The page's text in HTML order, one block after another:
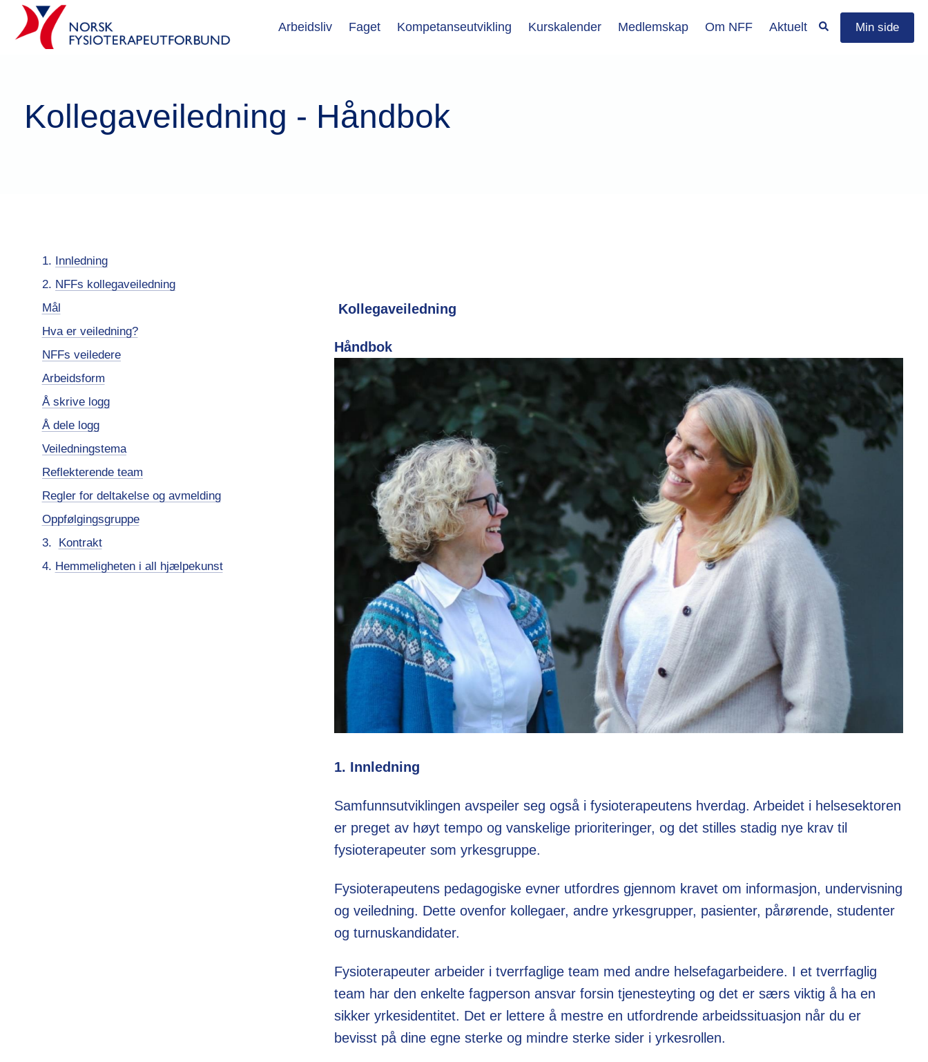
Arbeidsliv Faget Kompetanseutvikling Kurskalender Medlemskap Om NFF Aktuelt Min side
Kollegaveiledning - Håndbok
Innledning
NFFs kollegaveiledning
Mål
Hva er veiledning?
NFFs veiledere
Arbeidsform
Å skrive logg
Å dele logg
Veiledningstema
Reflekterende team
Regler for deltakelse og avmelding
Oppfølgingsgruppe
Kontrakt
4. Hemmeligheten i all hjælpekunst
Kollegaveiledning
Håndbok
1. Innledning
Samfunnsutviklingen avspeiler seg også i fysioterapeutens hverdag. Arbeidet i helsesektoren
er preget av høyt tempo og vanskelige prioriteringer, og det stilles stadig nye krav til
fysioterapeuter som yrkesgruppe.
Fysioterapeutens pedagogiske evner utfordres gjennom kravet om informasjon, undervisning
og veiledning. Dette ovenfor kollegaer, andre yrkesgrupper, pasienter, pårørende, studenter
og turnuskandidater.
Fysioterapeuter arbeider i tverrfaglige team med andre helsefagarbeidere. I et tverrfaglig
team har den enkelte fagperson ansvar forsin tjenesteyting og det er særs viktig å ha en
sikker yrkesidentitet. Det er lettere å mestre en utfordrende arbeidssituasjon når du er
bevisst på dine egne sterke og mindre sterke sider i yrkesrollen.